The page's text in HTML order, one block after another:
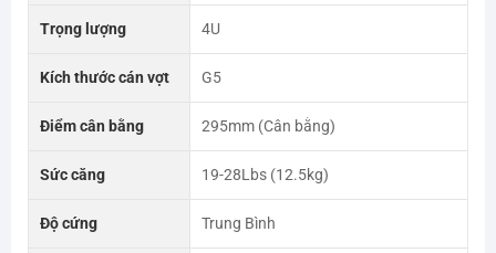
Trọng lượng 4U
Kích thước cán vợt G5
Điểm cân bằng 295mm (Cân bằng)
Sức căng 19-28Lbs (12.5kg)
Độ cứng Trung Bình